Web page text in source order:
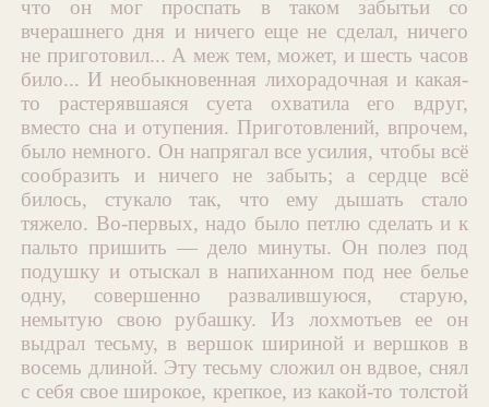
что он мог проспать в таком забытьи со
вчерашнего дня и ничего еще не сделал, ничего
не приготовил... А меж тем, может, и шесть часов
било... И необыкновенная лихорадочная и какая-
то растерявшаяся суета охватила его вдруг,
вместо сна и отупения. Приготовлений, впрочем,
было немного. Он напрягал все усилия, чтобы всё
сообразить и ничего не забыть; а сердце всё
билось, стукало так, что ему дышать стало
тяжело. Во-первых, надо было петлю сделать и к
пальто пришить — дело минуты. Он полез под
подушку и отыскал в напиханном под нее белье
одну, совершенно развалившуюся, старую,
немытую свою рубашку. Из лохмотьев ее он
выдрал тесьму, в вершок шириной и вершков в
восемь длиной. Эту тесьму сложил он вдвое, снял
с себя свое широкое, крепкое, из какой-то толстой